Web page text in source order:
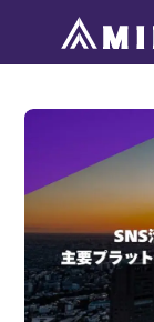
content